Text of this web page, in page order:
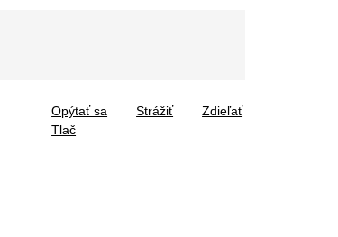
Tlač
Opýtať sa Strážiť Zdieľať